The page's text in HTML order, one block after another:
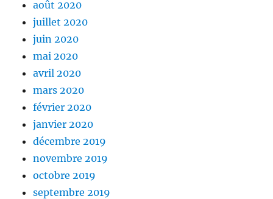
août 2020
juillet 2020
juin 2020
mai 2020
avril 2020
mars 2020
février 2020
janvier 2020
décembre 2019
novembre 2019
octobre 2019
septembre 2019